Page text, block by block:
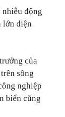
động
lớn diện
của
sông
nghiệp
biển cũng